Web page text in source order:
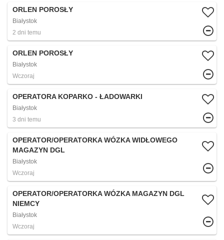
ORLEN POROSŁY
Białystok
2 dni temu
ORLEN POROSŁY
Białystok
Wczoraj
OPERATORA KOPARKO - ŁADOWARKI
Białystok
3 dni temu
OPERATOR/OPERATORKA WÓZKA WIDŁOWEGO
MAGAZYN DGL
Białystok
Wczoraj
OPERATOR/OPERATORKA WÓZKA MAGAZYN DGL
NIEMCY
Białystok
Wczoraj